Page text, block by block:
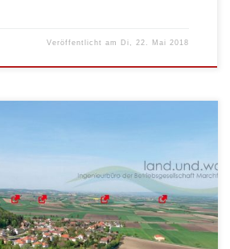
Veröffentlicht am Di, 22. Mai 2018